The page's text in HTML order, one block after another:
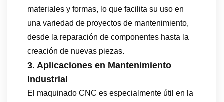
materiales y formas, lo que facilita su uso en
una variedad de proyectos de mantenimiento,
desde la reparación de componentes hasta la
creación de nuevas piezas.
3. Aplicaciones en Mantenimiento
Industrial
El maquinado CNC es especialmente útil en la